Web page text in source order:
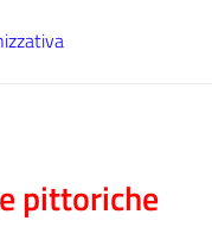
pittoriche